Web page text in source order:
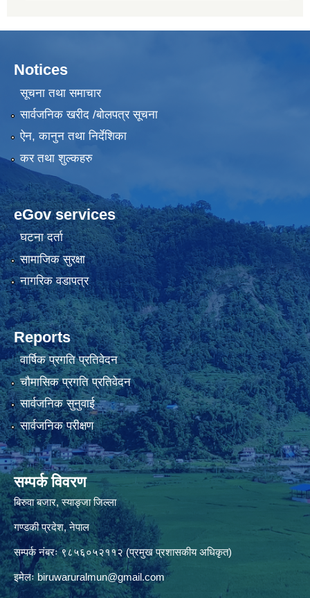
Notices
सूचना तथा समाचार
सार्वजनिक खरीद /बोलपत्र सूचना
ऐन, कानुन तथा निर्देशिका
कर तथा शुल्कहरु
eGov services
घटना दर्ता
सामाजिक सुरक्षा
नागरिक वडापत्र
Reports
वार्षिक प्रगति प्रतिवेदन
चौमासिक प्रगति प्रतिवेदन
सार्वजनिक सुनुवाई
सार्वजनिक परीक्षण
सम्पर्क विवरण
बिरुवा बजार, स्याङ्जा जिल्ला
गण्डकी प्रदेश, नेपाल
सम्पर्क नंबरः ९८५६०५२११२ (प्रमुख प्रशासकीय अधिकृत)
इमेलः biruwaruralmun@gmail.com